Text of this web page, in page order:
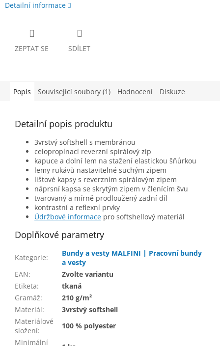
Detailní informace
ZEPTAT SE SDÍLET
Popis Související soubory (1) Hodnocení Diskuze
Detailní popis produktu
3vrstvý softshell s membránou
celopropínací reverzní spirálový zip
kapuce a dolní lem na stažení elastickou šňůrkou
lemy rukávů nastavitelné suchým zipem
lištové kapsy s reverzním spirálovým zipem
náprsní kapsa se skrytým zipem v členícím švu
tvarovaný a mírně prodloužený zadní díl
kontrastní a reflexní prvky
Údržbové informace pro softshellový materiál
Doplňkové parametry
Kategorie:
Bundy a vesty MALFINI | Pracovní bundy
a vesty
EAN:
Zvolte variantu
Etiketa:
tkaná
Gramáž:
210 g/m²
Materiál:
3vrstvý softshell
Materiálové
složení:
100 % polyester
Minimální